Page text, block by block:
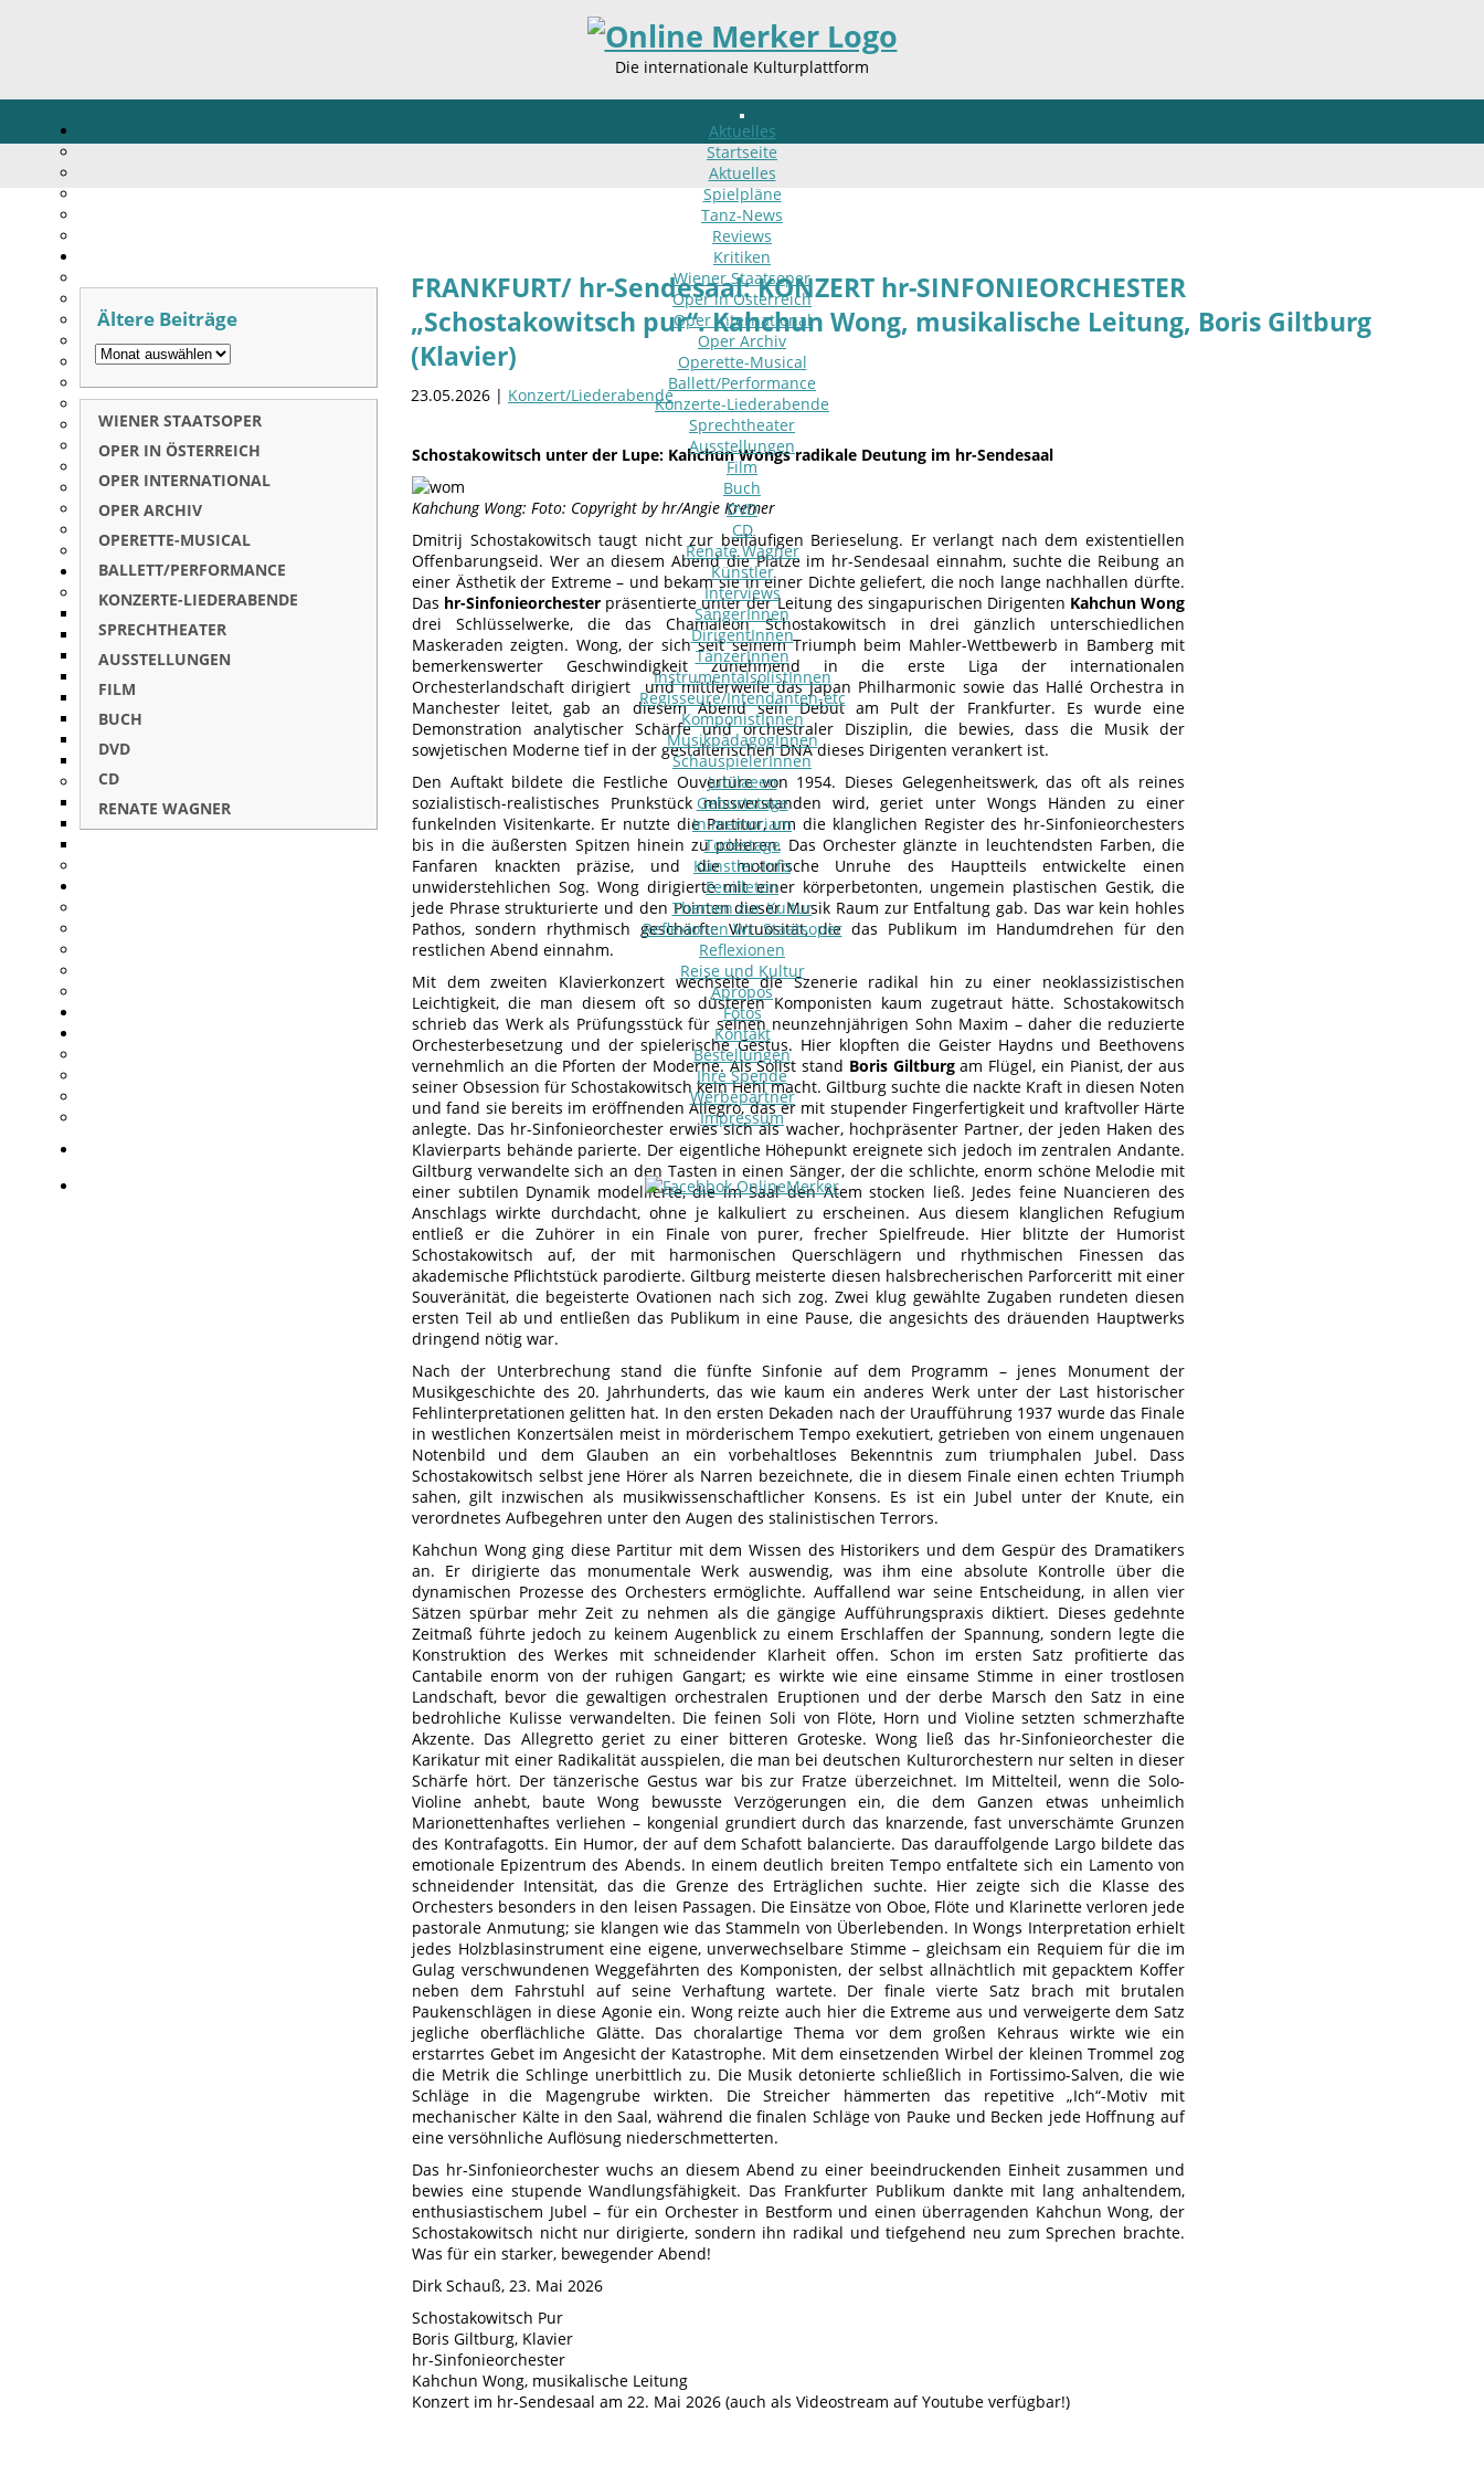
Die internationale Kulturplattform
Aktuelles
Startseite
Aktuelles
Spielpläne
Tanz-News
Reviews
Kritiken
Wiener Staatsoper
Oper in Österreich
Oper international
Oper Archiv
Operette-Musical
Ballett/Performance
Konzerte-Liederabende
Sprechtheater
Ausstellungen
Film
Buch
DVD
CD
Renate Wagner
Künstler
Interviews
SängerInnen
DirigentInnen
TänzerInnen
InstrumentalsolistInnen
Regisseure/Intendanten-etc
KomponistInnen
MusikpädagogInnen
SchauspielerInnen
Jubilaeen
Geburtstage
In memoriam
Todestage
Künstler-Info
Feuilleton
Themen zur Kultur
Reflexionen Wr. Staatsoper
Reflexionen
Reise und Kultur
Apropos
Fotos
Kontakt
Bestellungen
Ihre Spende
Werbepartner
Impressum
FRANKFURT/ hr-Sendesaal: KONZERT hr-SINFONIEORCHESTER
„Schostakowitsch pur“. Kahchun Wong, musikalische Leitung, Boris Giltburg
(Klavier)
23.05.2026 | Konzert/Liederabende
Schostakowitsch unter der Lupe: Kahchun Wongs radikale Deutung im hr-Sendesaal
Kahchung Wong: Foto: Copyright by hr/Angie Kremer
Dmitrij Schostakowitsch taugt nicht zur beiläufigen Berieselung. Er verlangt nach dem existentiellen
Offenbarungseid. Wer an diesem Abend die Plätze im hr-Sendesaal einnahm, suchte die Reibung an
einer Ästhetik der Extreme – und bekam sie in einer Dichte geliefert, die noch lange nachhallen dürfte.
Das hr-Sinfonieorchester präsentierte unter der Leitung des singapurischen Dirigenten Kahchun Wong
drei Schlüsselwerke, die das Chamäleon Schostakowitsch in drei gänzlich unterschiedlichen
Maskeraden zeigten. Wong, der sich seit seinem Triumph beim Mahler-Wettbewerb in Bamberg mit
bemerkenswerter Geschwindigkeit zunehmend in die erste Liga der internationalen
Orchesterlandschaft dirigiert und mittlerweile das Japan Philharmonic sowie das Hallé Orchestra in
Manchester leitet, gab an diesem Abend sein Debüt am Pult der Frankfurter. Es wurde eine
Demonstration analytischer Schärfe und orchestraler Disziplin, die bewies, dass die Musik der
sowjetischen Moderne tief in der gestalterischen DNA dieses Dirigenten verankert ist.
Den Auftakt bildete die Festliche Ouvertüre von 1954. Dieses Gelegenheitswerk, das oft als reines
sozialistisch-realistisches Prunkstück missverstanden wird, geriet unter Wongs Händen zu einer
funkelnden Visitenkarte. Er nutzte die Partitur, um die klanglichen Register des hr-Sinfonieorchesters
bis in die äußersten Spitzen hinein zu polieren. Das Orchester glänzte in leuchtendsten Farben, die
Fanfaren knackten präzise, und die motorische Unruhe des Hauptteils entwickelte einen
unwiderstehlichen Sog. Wong dirigierte mit einer körperbetonten, ungemein plastischen Gestik, die
jede Phrase strukturierte und den Pointen dieser Musik Raum zur Entfaltung gab. Das war kein hohles
Pathos, sondern rhythmisch geschärfte Virtuosität, die das Publikum im Handumdrehen für den
restlichen Abend einnahm.
Mit dem zweiten Klavierkonzert wechselte die Szenerie radikal hin zu einer neoklassizistischen
Leichtigkeit, die man diesem oft so düsteren Komponisten kaum zugetraut hätte. Schostakowitsch
schrieb das Werk als Prüfungsstück für seinen neunzehnjährigen Sohn Maxim – daher die reduzierte
Orchesterbesetzung und der spielerische Gestus. Hier klopften die Geister Haydns und Beethovens
vernehmlich an die Pforten der Moderne. Als Solist stand Boris Giltburgam Flügel, ein Pianist, der aus
seiner Obsession für Schostakowitsch kein Hehl macht. Giltburg suchte die nackte Kraft in diesen Noten
und fand sie bereits im eröffnenden Allegro, das er mit stupender Fingerfertigkeit und kraftvoller Härte
anlegte. Das hr-Sinfonieorchester erwies sich als wacher, hochpräsenter Partner, der jeden Haken des
Klavierparts behände parierte. Der eigentliche Höhepunkt ereignete sich jedoch im zentralen Andante.
Giltburg verwandelte sich an den Tasten in einen Sänger, der die schlichte, enorm schöne Melodie mit
einer subtilen Dynamik modellierte, die im Saal den Atem stocken ließ. Jedes feine Nuancieren des
Anschlags wirkte durchdacht, ohne je kalkuliert zu erscheinen. Aus diesem klanglichen Refugium
entließ er die Zuhörer in ein Finale von purer, frecher Spielfreude. Hier blitzte der Humorist
Schostakowitsch auf, der mit harmonischen Querschlägern und rhythmischen Finessen das
akademische Pflichtstück parodierte. Giltburg meisterte diesen halsbrecherischen Parforceritt mit einer
Souveränität, die begeisterte Ovationen nach sich zog. Zwei klug gewählte Zugaben rundeten diesen
ersten Teil ab und entließen das Publikum in eine Pause, die angesichts des dräuenden Hauptwerks
dringend nötig war.
Nach der Unterbrechung stand die fünfte Sinfonie auf dem Programm – jenes Monument der
Musikgeschichte des 20. Jahrhunderts, das wie kaum ein anderes Werk unter der Last historischer
Fehlinterpretationen gelitten hat. In den ersten Dekaden nach der Uraufführung 1937 wurde das Finale
in westlichen Konzertsälen meist in mörderischem Tempo exekutiert, getrieben von einem ungenauen
Notenbild und dem Glauben an ein vorbehaltloses Bekenntnis zum triumphalen Jubel. Dass
Schostakowitsch selbst jene Hörer als Narren bezeichnete, die in diesem Finale einen echten Triumph
sahen, gilt inzwischen als musikwissenschaftlicher Konsens. Es ist ein Jubel unter der Knute, ein
verordnetes Aufbegehren unter den Augen des stalinistischen Terrors.
Kahchun Wong ging diese Partitur mit dem Wissen des Historikers und dem Gespür des Dramatikers
an. Er dirigierte das monumentale Werk auswendig, was ihm eine absolute Kontrolle über die
dynamischen Prozesse des Orchesters ermöglichte. Auffallend war seine Entscheidung, in allen vier
Sätzen spürbar mehr Zeit zu nehmen als die gängige Aufführungspraxis diktiert. Dieses gedehnte
Zeitmaß führte jedoch zu keinem Augenblick zu einem Erschlaffen der Spannung, sondern legte die
Konstruktion des Werkes mit schneidender Klarheit offen. Schon im ersten Satz profitierte das
Cantabile enorm von der ruhigen Gangart; es wirkte wie eine einsame Stimme in einer trostlosen
Landschaft, bevor die gewaltigen orchestralen Eruptionen und der derbe Marsch den Satz in eine
bedrohliche Kulisse verwandelten. Die feinen Soli von Flöte, Horn und Violine setzten schmerzhafte
Akzente. Das Allegretto geriet zu einer bitteren Groteske. Wong ließ das hr-Sinfonieorchester die
Karikatur mit einer Radikalität ausspielen, die man bei deutschen Kulturorchestern nur selten in dieser
Schärfe hört. Der tänzerische Gestus war bis zur Fratze überzeichnet. Im Mittelteil, wenn die Solo-
Violine anhebt, baute Wong bewusste Verzögerungen ein, die dem Ganzen etwas unheimlich
Marionettenhaftes verliehen – kongenial grundiert durch das knarzende, fast unverschämte Grunzen
des Kontrafagotts. Ein Humor, der auf dem Schafott balancierte. Das darauffolgende Largo bildete das
emotionale Epizentrum des Abends. In einem deutlich breiten Tempo entfaltete sich ein Lamento von
schneidender Intensität, das die Grenze des Erträglichen suchte. Hier zeigte sich die Klasse des
Orchesters besonders in den leisen Passagen. Die Einsätze von Oboe, Flöte und Klarinette verloren jede
pastorale Anmutung; sie klangen wie das Stammeln von Überlebenden. In Wongs Interpretation erhielt
jedes Holzblasinstrument eine eigene, unverwechselbare Stimme – gleichsam ein Requiem für die im
Gulag verschwundenen Weggefährten des Komponisten, der selbst allnächtlich mit gepacktem Koffer
neben dem Fahrstuhl auf seine Verhaftung wartete. Der finale vierte Satz brach mit brutalen
Paukenschlägen in diese Agonie ein. Wong reizte auch hier die Extreme aus und verweigerte dem Satz
jegliche oberflächliche Glätte. Das choralartige Thema vor dem großen Kehraus wirkte wie ein
erstarrtes Gebet im Angesicht der Katastrophe. Mit dem einsetzenden Wirbel der kleinen Trommel zog
die Metrik die Schlinge unerbittlich zu. Die Musik detonierte schließlich in Fortissimo-Salven, die wie
Schläge in die Magengrube wirkten. Die Streicher hämmerten das repetitive „Ich“-Motiv mit
mechanischer Kälte in den Saal, während die finalen Schläge von Pauke und Becken jede Hoffnung auf
eine versöhnliche Auflösung niederschmetterten.
Das hr-Sinfonieorchester wuchs an diesem Abend zu einer beeindruckenden Einheit zusammen und
bewies eine stupende Wandlungsfähigkeit. Das Frankfurter Publikum dankte mit lang anhaltendem,
enthusiastischem Jubel – für ein Orchester in Bestform und einen überragenden Kahchun Wong, der
Schostakowitsch nicht nur dirigierte, sondern ihn radikal und tiefgehend neu zum Sprechen brachte.
Was für ein starker, bewegender Abend!
Dirk Schauß, 23. Mai 2026
Schostakowitsch Pur
Boris Giltburg, Klavier
hr-Sinfonieorchester
Kahchun Wong, musikalische Leitung
Konzert im hr-Sendesaal am 22. Mai 2026 (auch als Videostream auf Youtube verfügbar!)
Ältere Beiträge
WIENER STAATSOPER
OPER IN ÖSTERREICH
OPER INTERNATIONAL
OPER ARCHIV
OPERETTE-MUSICAL
BALLETT/PERFORMANCE
KONZERTE-LIEDERABENDE
SPRECHTHEATER
AUSSTELLUNGEN
FILM
BUCH
DVD
CD
RENATE WAGNER